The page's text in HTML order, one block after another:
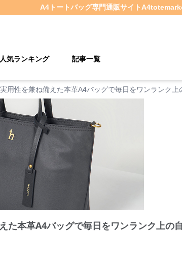
A4トートバッグ専門通販サイト
気ランキング 記事一覧
用性を兼ね備えた本革A4バッグで毎日をワンランク上
た本革A4バッグで毎日をワンランク上の